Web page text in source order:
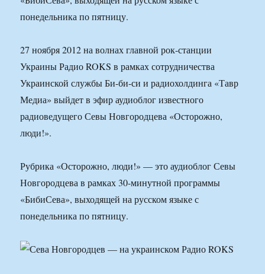
понедельника по пятницу.
27 ноября 2012 на волнах главной рок-станции
Украины Радио ROKS в рамках сотрудничества
Украинской службы Би-би-си и радиохолдинга «Тавр
Медиа» выйдет в эфир аудиоблог известного
радиоведущего Севы Новгородцева «Осторожно,
люди!».
Рубрика «Осторожно, люди!» — это аудиоблог Севы
Новгородцева в рамках 30-минутной программы
«БибиСева», выходящей на русском языке с
понедельника по пятницу.